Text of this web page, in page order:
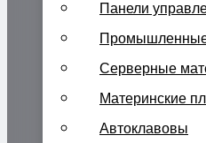
Панели
Промышленные
Серверные
Материнские
Автоклавовы